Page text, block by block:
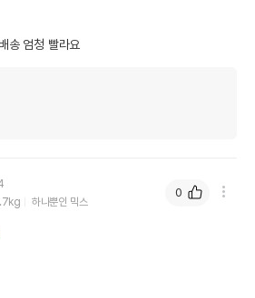
유통기한이 최소 2026.12.06이거나 그
송 엄청 빨라요
하나뿐인 믹스
0